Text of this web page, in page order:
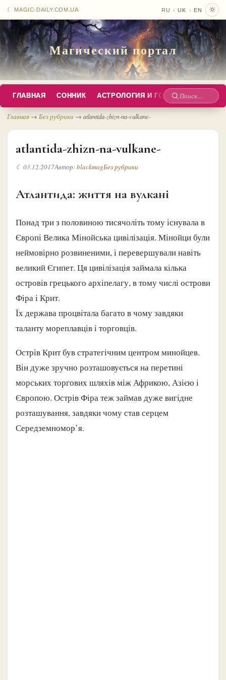
☾ MAGIC-DAILY.COM.UA RU · UK · EN
Магический портал
ГЛАВНАЯ СОННИК АСТРОЛОГИЯ И ГОРОСКОПЫ
Поиск
сайту
Главная → Без рубрики → atlantida-zhizn-na-vulkane-
atlantida-zhizn-na-vulkane-
☾ 03.12.2017Автор:blackmagБез рубрики
Атлантида: життя на вулкані
Понад три з половиною тисячоліть тому існувала в
Європі Велика Мінойська цивілізація. Мінойци були
неймовірно розвиненими, і перевершували навіть
великий Єгипет. Ця цивілізація займала кілька
островів грецького архіпелагу, в тому числі острови
Фіра і Крит.
Їх держава процвітала багато в чому завдяки
таланту мореплавців і торговців.
Острів Крит був стратегічним центром минойцев.
Він дуже зручно розташовується на перетині
морських торгових шляхів між Африкою, Азією і
Європою. Острів Фіра теж займав дуже вигідне
розташування, завдяки чому став серцем
Середземномор’я.